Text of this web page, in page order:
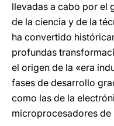
llevadas a cabo por el
de la ciencia y de la
ha convertido
profundas
el origen de la «era
fases de desarrollo
como las de la
microprocesadores de